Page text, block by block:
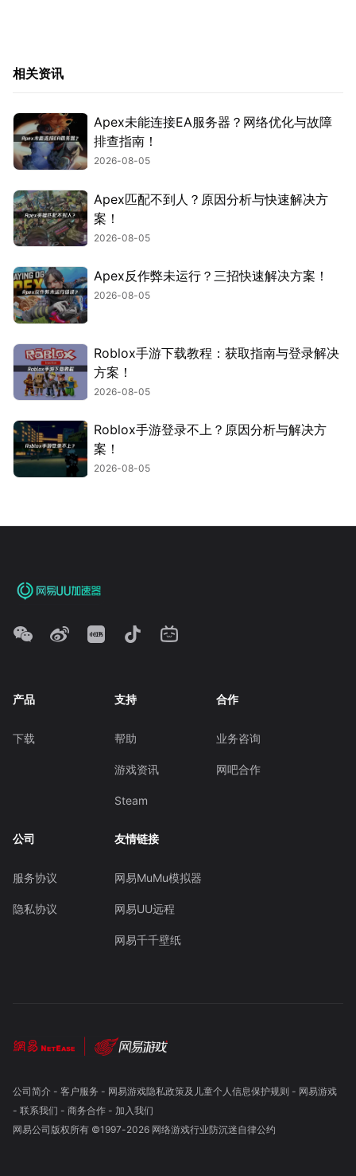
相关资讯
Apex未能连接EA服务器？网络优化与故障
排查指南！
2026-08-05
Apex匹配不到人？原因分析与快速解决方
案！
2026-08-05
Apex反作弊未运行？三招快速解决方案！
2026-08-05
Roblox手游下载教程：获取指南与登录解决
方案！
2026-08-05
Roblox手游登录不上？原因分析与解决方
案！
2026-08-05
产品
下载
支持
帮助
游戏资讯
Steam
合作
业务咨询
网吧合作
公司
服务协议
隐私协议
友情链接
网易MuMu模拟器
网易UU远程
网易千千壁纸
公司简介- 客户服务 - 网易游戏隐私政策及儿童个人信息保护规则 - 网易游戏
- 联系我们 - 商务合作- 加入我们
网易公司版权所有 ©1997-2026 网络游戏行业防沉迷自律公约